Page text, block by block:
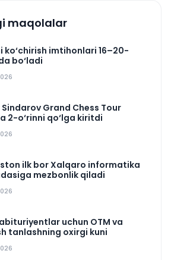
maqolalar
ko‘chirish imtihonlari 16–20-
bo‘ladi
Grand Chess Tour
2-o‘rinni qo‘lga kiritdi
ilk bor Xalqaro informatika
mezbonlik qiladi
uchun OTM va
tanlashning oxirgi kuni